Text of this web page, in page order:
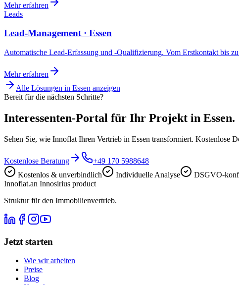
Mehr erfahren
Leads
Lead-Management · Essen
Automatische Lead-Erfassung und -Qualifizierung. Vom Erstkontakt bis
Mehr erfahren
Alle Lösungen in Essen anzeigen
Bereit für die nächsten Schritte?
Interessenten-Portal für Ihr Projekt in Essen.
Sehen Sie, wie Innoflat Ihren Vertrieb in Essen transformiert. Kostenlose
Kostenlose Beratung
+49 170 5988648
Kostenlos & unverbindlich
Individuelle Analyse
DSGVO-
Innoflat.an Innosirius product
Struktur für den Immobilienvertrieb.
Jetzt starten
Wie wir arbeiten
Preise
Blog